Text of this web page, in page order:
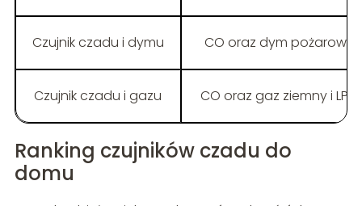
Czujnik czadu i dymu CO oraz dym pożarowy
Czujnik czadu i gazu CO oraz gaz ziemny i LPG
Ranking czujników czadu do
domu